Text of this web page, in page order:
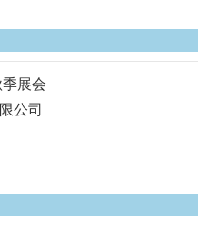
季展会
公司